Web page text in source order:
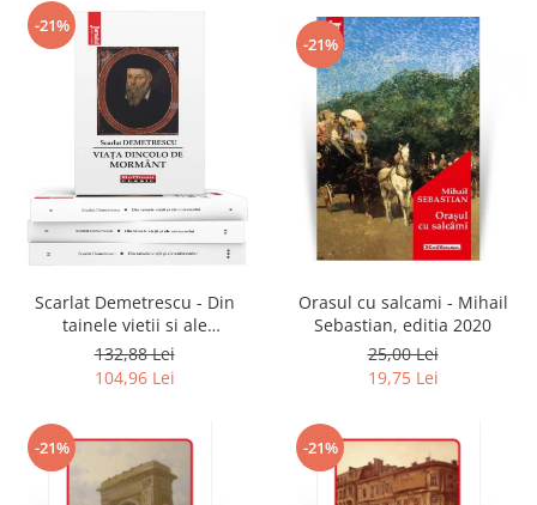
-21%
Scarlat Demetrescu - Din
tainele vietii si ale
universului, Volumele I-III +
Viata dincolo de mormant
132,88 Lei
104,96 Lei
-21%
Orasul cu salcami - Mihail
Sebastian, editia 2020
25,00 Lei
19,75 Lei
-21% -21%